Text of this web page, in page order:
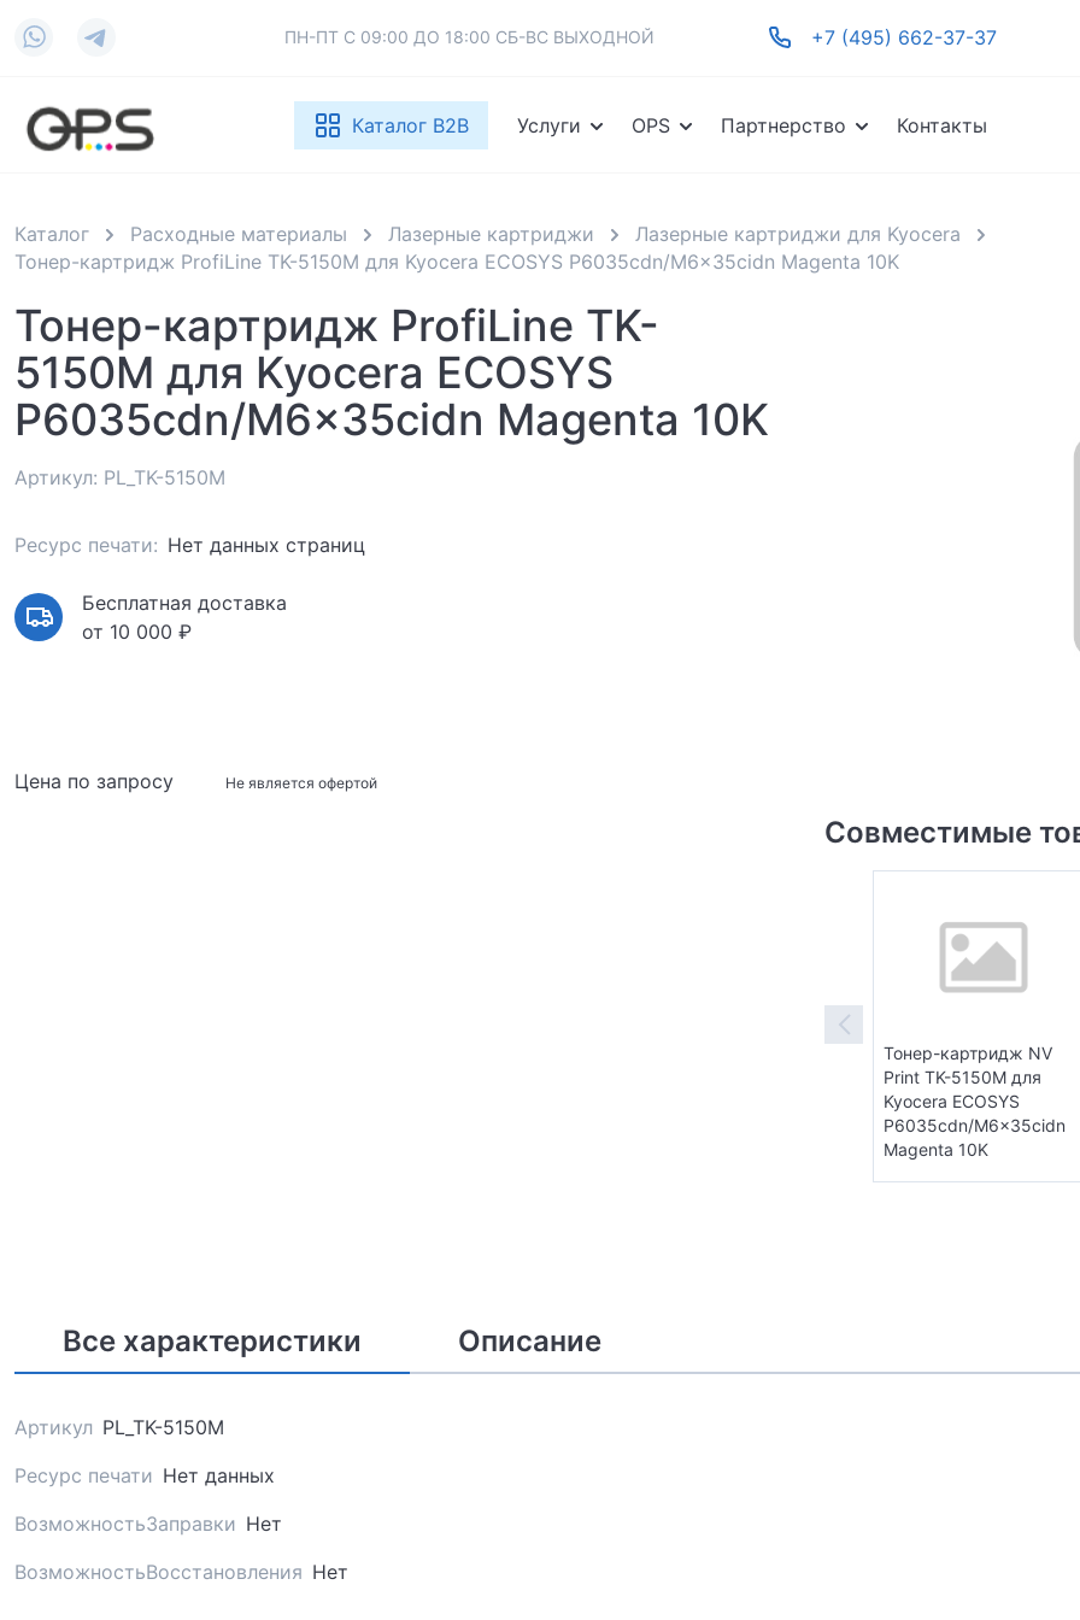
ПН-ПТ С 09:00 ДО 18:00 СБ-ВС ВЫХОДНОЙ +7 (495) 662-37-37
Каталог B2B Услуги OPS Партнерство Контакты
Каталог Расходные материалы Лазерные картриджи
Лазерные картриджи для Kyocera
Тонер-картридж ProfiLine TK-5150M для Kyocera ECOSYS P6035cdn/M6x35cidn Magenta 10K
Тонер-картридж ProfiLine TK-
5150M для Kyocera ECOSYS
P6035cdn/M6x35cidn Magenta 10K
Артикул: PL_TK-5150M
Ресурс печати: Нет данных страниц
Бесплатная доставка
от 10 000 ₽
Цена по запросу Не является офертой
Совместимые
Тонер-картридж NV
Print TK-5150M для
Kyocera ECOSYS
P6035cdn/M6x35cidn
Magenta 10K
Все характеристики Описание
Артикул PL_TK-5150M
Ресурс печати Нет данных
ВозможностьЗаправки Нет
ВозможностьВосстановления Нет